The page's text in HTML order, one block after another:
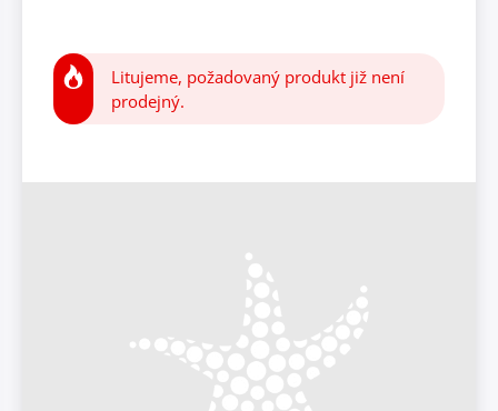
Litujeme, požadovaný produkt již není
prodejný.